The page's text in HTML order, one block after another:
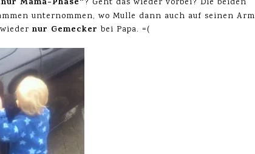
? Geht das wieder vorbei? Die beiden
unternommen, wo Mulle dann auch auf seinen Arm
nur Gemecker bei Papa. =(